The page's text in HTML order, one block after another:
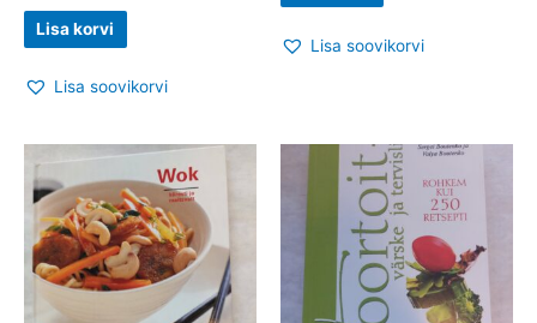
Lisa korvi
Lisa soovikorvi
Lisa soovikorvi